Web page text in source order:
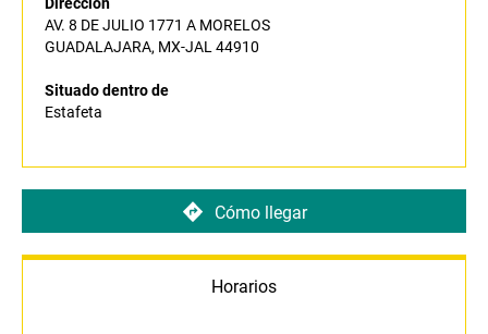
AV. 8 DE JULIO 1771 A MORELOS
GUADALAJARA, MX-JAL 44910
Situado dentro de
Estafeta
Cómo llegar
Horarios